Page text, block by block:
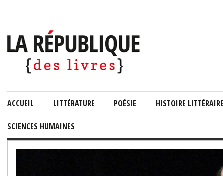
ACCUEIL LITTÉRATURE POÉSIE HISTOIRE LITTÉRAIRE
SCIENCES HUMAINES